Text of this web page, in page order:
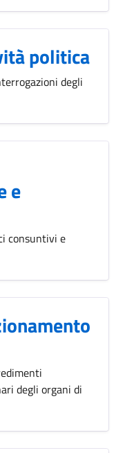
politica
degli
e
consuntivi e
degli organi di